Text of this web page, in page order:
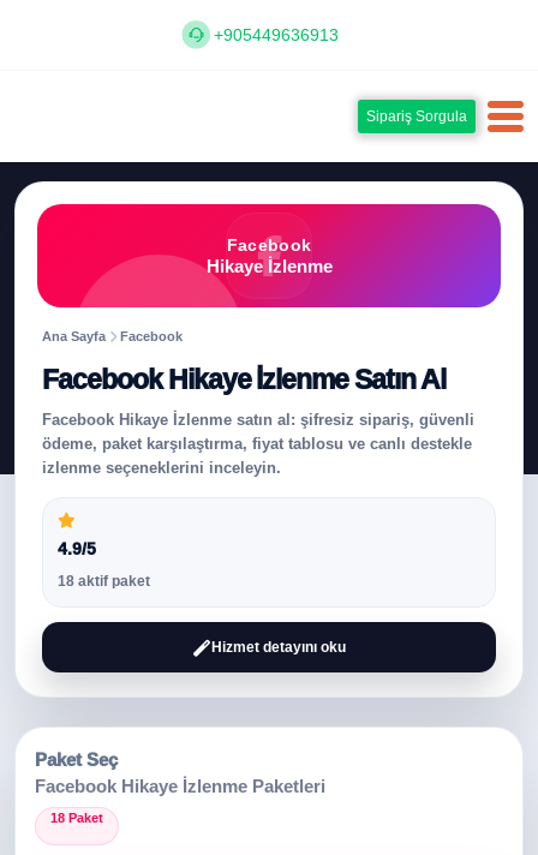
+905449636913
Sipariş Sorgula
Facebook
Hikaye İzlenme
Ana Sayfa Facebook
Facebook Hikaye İzlenme Satın Al
Facebook Hikaye İzlenme satın al: şifresiz sipariş, güvenli
ödeme, paket karşılaştırma, fiyat tablosu ve canlı destekle
izlenme seçeneklerini inceleyin.
4.9/5
18 aktif paket
Hizmet detayını oku
Paket Seç
Facebook Hikaye İzlenme Paketleri
18 Paket